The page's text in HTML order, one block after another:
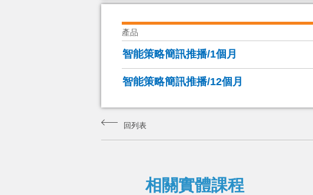
產品
智能策略簡訊推播/1個月
智能策略簡訊推播/12個月
回列表
相關實體課程